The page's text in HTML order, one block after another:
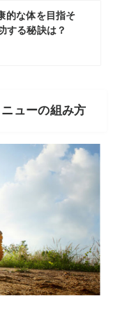
的な体を目指そ
する秘訣は？
ューの組み方